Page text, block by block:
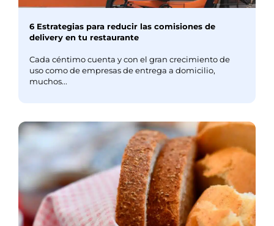
6 Estrategias para reducir las comisiones de
delivery en tu restaurante
Cada céntimo cuenta y con el gran crecimiento de
uso como de empresas de entrega a domicilio,
muchos...